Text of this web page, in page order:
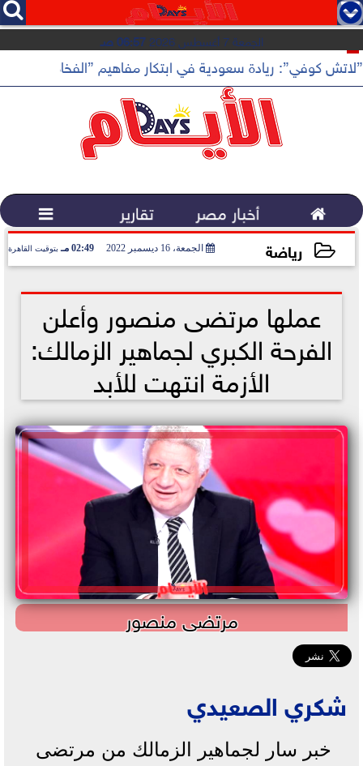
   
الجمعة 7 أغسطس 2026 06:57 صـ
”لاتش كوفي”: ريادة سعودية في ابتكار مفاهيم ”الفخامة
 أخبار مصر تقارير 
رياضة الجمعة، 16 ديسمبر 2022 02:49 مـ بتوقيت القاهرة
عملها مرتضى منصور وأعلن
الفرحة الكبري لجماهير الزمالك:
الأزمة انتهت للأبد
مرتضى منصور
شكري الصعيدي
خبر سار لجماهير الزمالك من مرتضى